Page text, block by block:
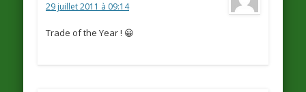
29 juillet 2011 à 09:14
Trade of the Year ! 😀